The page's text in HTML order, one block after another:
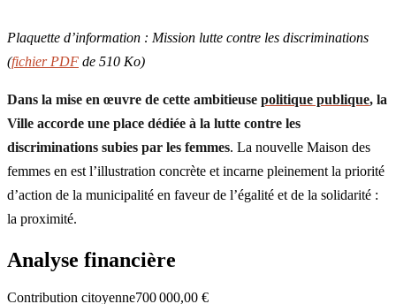
Plaquette d’information : Mission lutte contre les discriminations
(fichier PDF de 510 Ko)
Dans la mise en œuvre de cette ambitieuse politique publique, la
Ville accorde une place dédiée à la lutte contre les
discriminations subies par les femmes. La nouvelle Maison des
femmes en est l’illustration concrète et incarne pleinement la priorité
d’action de la municipalité en faveur de l’égalité et de la solidarité :
la proximité.
Analyse financière
Contribution citoyenne700 000,00 €